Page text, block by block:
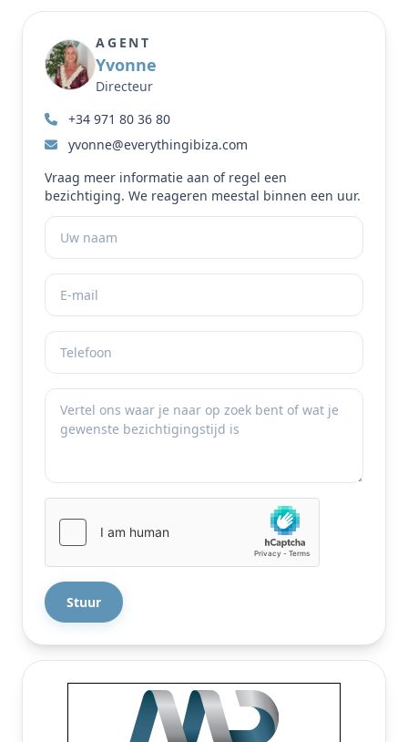
AGENT
Yvonne
Directeur
+34 971 80 36 80
yvonne@everythingibiza.com
Vraag meer informatie aan of regel een
bezichtiging. We reageren meestal binnen een uur.